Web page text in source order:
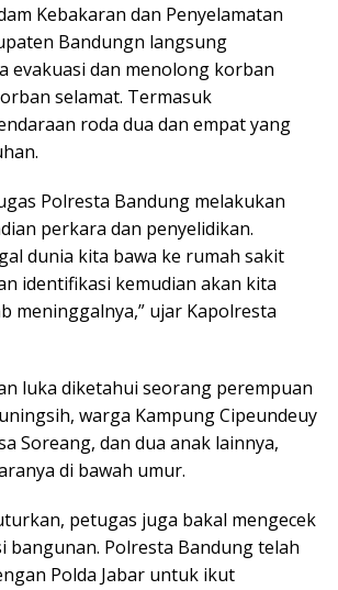
Kebakaran dan Penyelamatan
Bandungn langsung
evakuasi dan menolong korban
selamat. Termasuk
roda dua dan empat yang
Polresta Bandung melakukan
perkara dan penyelidikan.
dunia kita bawa ke rumah sakit
identifikasi kemudian akan kita
meninggalnya,” ujar Kapolresta
luka diketahui seorang perempuan
warga Kampung Cipeundeuy
Soreang, dan dua anak lainnya,
di bawah umur.
petugas juga bakal mengecek
bangunan. Polresta Bandung telah
Polda Jabar untuk ikut